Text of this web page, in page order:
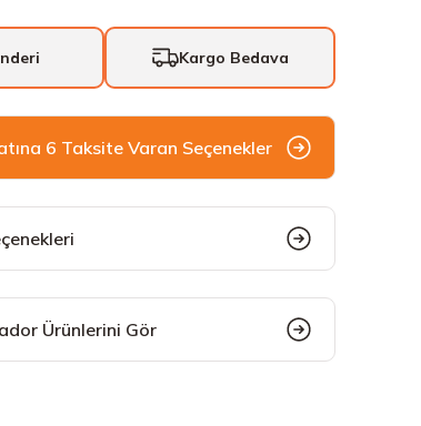
Kargo Bedava
6 Taksite Varan Seçenekler
Ürünlerini Gör